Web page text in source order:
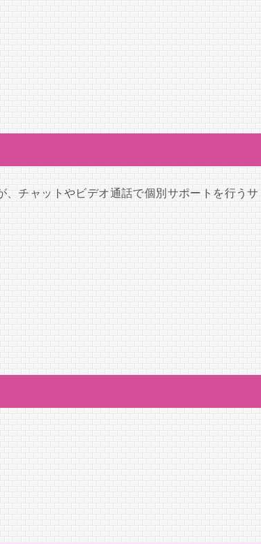
チャットやビデオ通話で個別サポートを行うサ